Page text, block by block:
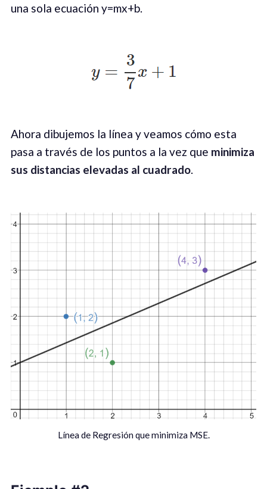
una sola ecuación y=mx+b.
Ahora dibujemos la línea y veamos cómo esta
pasa a través de los puntos a la vez que minimiza
sus distancias elevadas al cuadrado.
Línea de Regresión que minimiza MSE.